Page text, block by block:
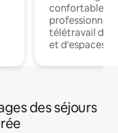
confortables
professionnels
télétravail
et d'espaces
des séjours